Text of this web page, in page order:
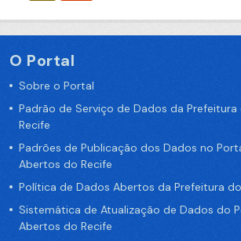
O Portal
Sobre o Portal
Padrão de Serviço de Dados da Prefeitura
Recife
Padrões de Publicação dos Dados no
Abertos do Recife
Política de Dados Abertos da Prefeitura
Sistemática de Atualização de Dados do
Abertos do Recife